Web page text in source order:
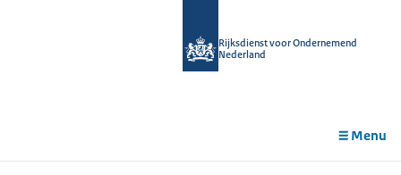
Rijksdienst voor Ondernemend
Nederland
Menu